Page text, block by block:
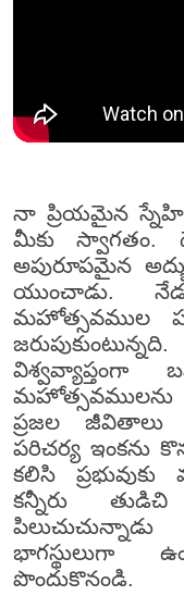
నా ప్రియమైన
మీకు స్వాగతం.
అపురూపమైన
యుంచాడు.
మహోత్సవముల
విశ్వవ్యాప్తంగా
ప్రజల జీవితాలు
పరిచర్య ఇంకను
కలిసి
కన్నీరు
భాగస్థులుగా
పొందుకొనండి.